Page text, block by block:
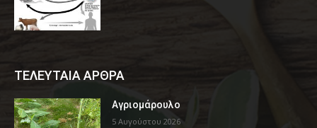
ΤΕΛΕΥΤΑΙΑ ΑΡΘΡΑ
Αγριομάρουλο
5 Αυγούστου 2026